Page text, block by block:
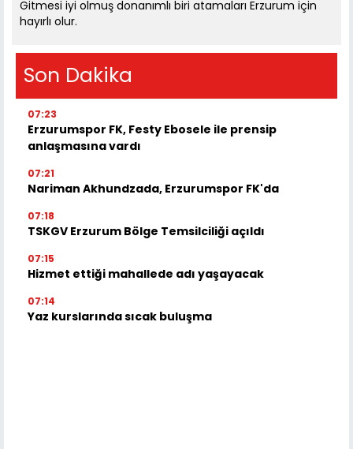
Gitmesi iyi olmuş donanımlı biri atamaları Erzurum için
hayırlı olur.
Son Dakika
07:23
Erzurumspor FK, Festy Ebosele ile prensip
anlaşmasına vardı
07:21
Nariman Akhundzada, Erzurumspor FK'da
07:18
TSKGV Erzurum Bölge Temsilciliği açıldı
07:15
Hizmet ettiği mahallede adı yaşayacak
07:14
Yaz kurslarında sıcak buluşma